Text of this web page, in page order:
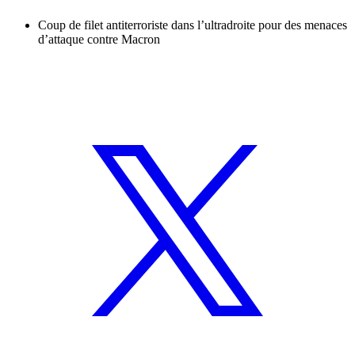
Coup de filet antiterroriste dans l’ultradroite pour des menaces
d’attaque contre Macron